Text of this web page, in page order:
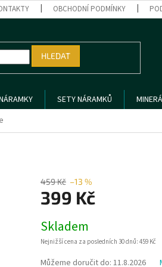
OBCHODNÍ PODMÍNKY
HLEDAT
SETY NÁRAMKŮ
459 Kč –13 %
399 Kč
cena:
Skladem
Nejnižší cena za posledních 30 dnů: 459 Kč
Můžeme doručit do: 11.8.2026